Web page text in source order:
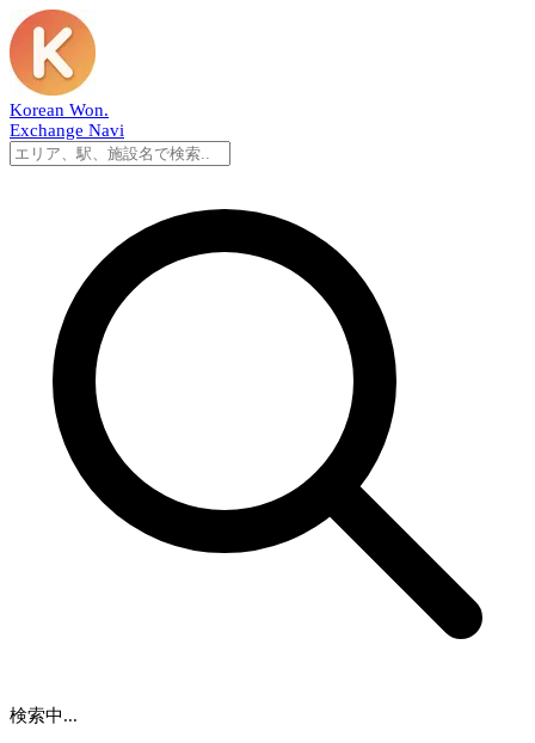
Korean Won.
Exchange Navi
検索中...